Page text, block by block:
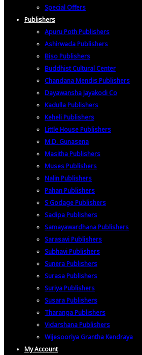
Special Offers
Publishers
Apuru Poth Publishers
Ashirwada Publishers
Biso Publishers
Buddhist Cultural Center
Chandana Mendis Publishers
Dayawansha Jayakodi Co
Kadulla Publishers
Keheli Publishers
Little House Publishers
M.D. Gunasena
Masitha Publishers
Muses Publishers
Nalin Publishers
Pahan Publishers
S Godage Publishers
Sadipa Publishers
Samayawardhana Publishers
Sarasavi Publishers
Subhavi Publishers
Sunera Publishers
Surasa Publishers
Suriya Publishers
Susara Publishers
Tharanga Publishers
Vidarshana Publishers
Wijesooriya Grantha Kendraya
My Account